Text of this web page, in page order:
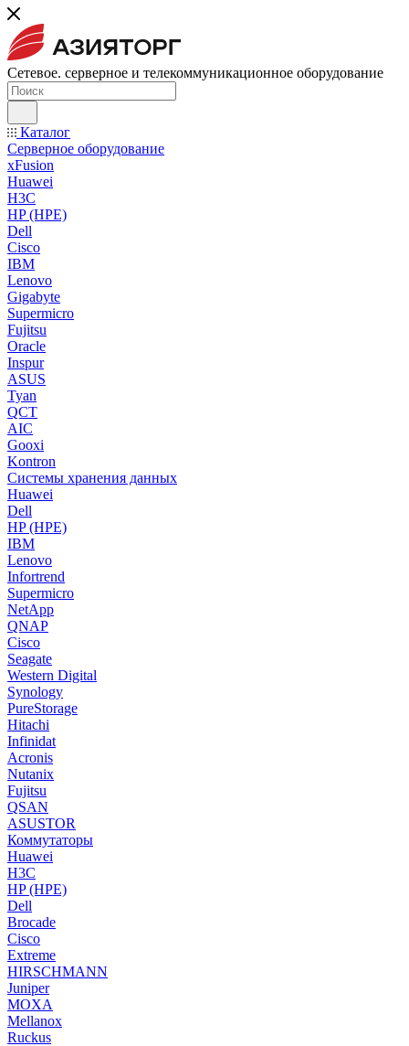
Сетевое. серверное и телекоммуникационное оборудование
Каталог
Серверное оборудование
xFusion
Huawei
H3C
HP (HPE)
Dell
Cisco
IBM
Lenovo
Gigabyte
Supermicro
Fujitsu
Oracle
Inspur
ASUS
Tyan
QCT
AIC
Gooxi
Kontron
Системы хранения данных
Huawei
Dell
HP (HPE)
IBM
Lenovo
Infortrend
Supermicro
NetApp
QNAP
Cisco
Seagate
Western Digital
Synology
PureStorage
Hitachi
Infinidat
Acronis
Nutanix
Fujitsu
QSAN
ASUSTOR
Коммутаторы
Huawei
H3C
HP (HPE)
Dell
Brocade
Cisco
Extreme
HIRSCHMANN
Juniper
MOXA
Mellanox
Ruckus